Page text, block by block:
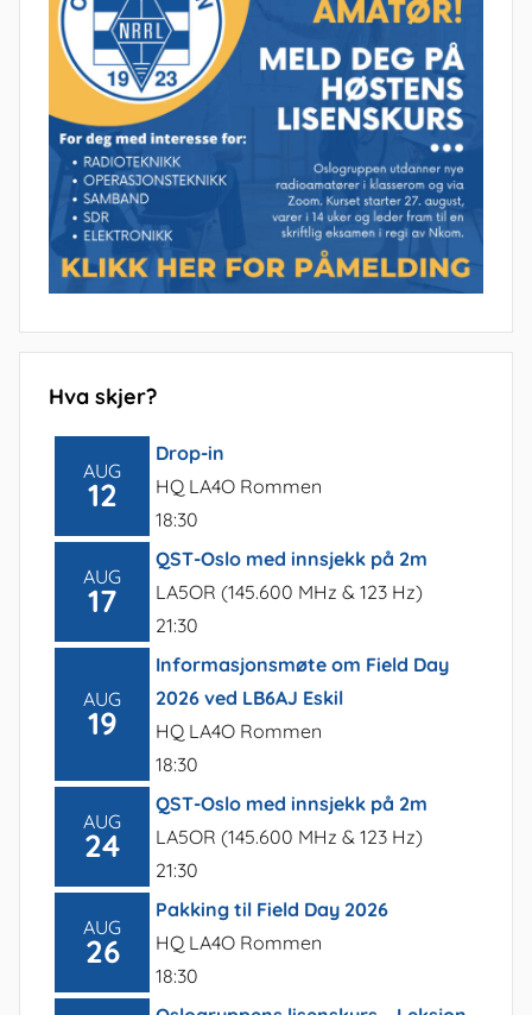
Hva skjer?
AUG
12
Drop-in
HQ LA4O Rommen
18:30
AUG
17
QST-Oslo med innsjekk på 2m
LA5OR (145.600 MHz & 123 Hz)
21:30
AUG
19
Informasjonsmøte om Field Day
2026 ved LB6AJ Eskil
HQ LA4O Rommen
18:30
AUG
24
QST-Oslo med innsjekk på 2m
LA5OR (145.600 MHz & 123 Hz)
21:30
AUG
26
Pakking til Field Day 2026
HQ LA4O Rommen
18:30